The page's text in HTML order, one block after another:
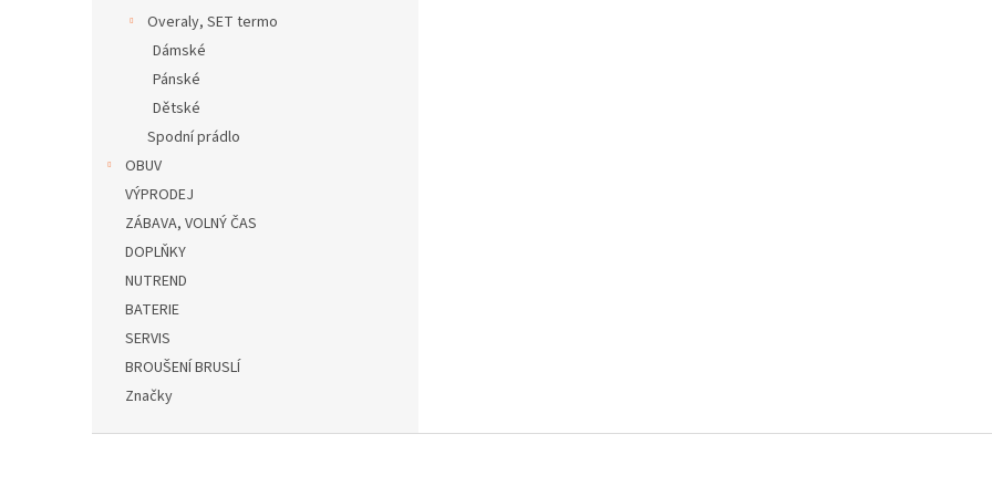
Overaly, SET termo
Dámské
Pánské
Dětské
Spodní prádlo
OBUV
VÝPRODEJ
ZÁBAVA, VOLNÝ ČAS
DOPLŇKY
NUTREND
BATERIE
SERVIS
BROUŠENÍ BRUSLÍ
Značky